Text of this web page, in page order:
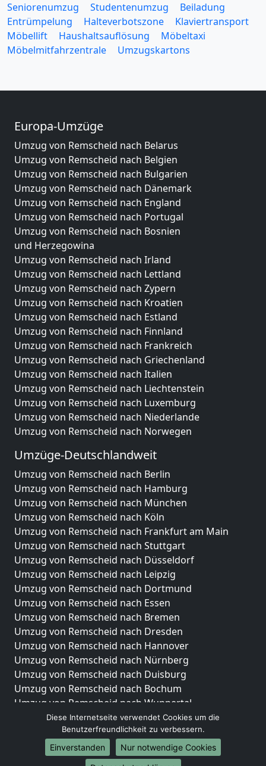
Seniorenumzug
Studentenumzug
Beiladung
Entrümpelung
Halteverbotszone
Klaviertransport
Möbellift
Haushaltsauflösung
Möbeltaxi
Möbelmitfahrzentrale
Umzugskartons
Europa-Umzüge
Umzug von Remscheid nach Belarus
Umzug von Remscheid nach Belgien
Umzug von Remscheid nach Bulgarien
Umzug von Remscheid nach Dänemark
Umzug von Remscheid nach England
Umzug von Remscheid nach Portugal
Umzug von Remscheid nach Bosnien
und Herzegowina
Umzug von Remscheid nach Irland
Umzug von Remscheid nach Lettland
Umzug von Remscheid nach Zypern
Umzug von Remscheid nach Kroatien
Umzug von Remscheid nach Estland
Umzug von Remscheid nach Finnland
Umzug von Remscheid nach Frankreich
Umzug von Remscheid nach Griechenland
Umzug von Remscheid nach Italien
Umzug von Remscheid nach Liechtenstein
Umzug von Remscheid nach Luxemburg
Umzug von Remscheid nach Niederlande
Umzug von Remscheid nach Norwegen
Umzüge-Deutschlandweit
Umzug von Remscheid nach Berlin
Umzug von Remscheid nach Hamburg
Umzug von Remscheid nach München
Umzug von Remscheid nach Köln
Umzug von Remscheid nach Frankfurt am Main
Umzug von Remscheid nach Stuttgart
Umzug von Remscheid nach Düsseldorf
Umzug von Remscheid nach Leipzig
Umzug von Remscheid nach Dortmund
Umzug von Remscheid nach Essen
Umzug von Remscheid nach Bremen
Umzug von Remscheid nach Dresden
Umzug von Remscheid nach Hannover
Umzug von Remscheid nach Nürnberg
Umzug von Remscheid nach Duisburg
Umzug von Remscheid nach Bochum
Umzug von Remscheid nach Wuppertal
Umzug von Remscheid nach Bielefeld
Umzug von Remscheid nach Bonn
Umzug von Remscheid nach Münster
Diese Internetseite verwendet Cookies um die
Benutzerfreundlichkeit zu verbessern.
Einverstanden
Nur notwendige Cookies